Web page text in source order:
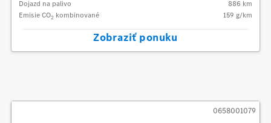
Dojazd na palivo
886 km
Emisie CO2 kombinované 159 g/km
Zobraziť ponuku
0658001079